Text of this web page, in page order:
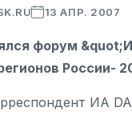
13 АПР. 2007
форум
России-
ИА